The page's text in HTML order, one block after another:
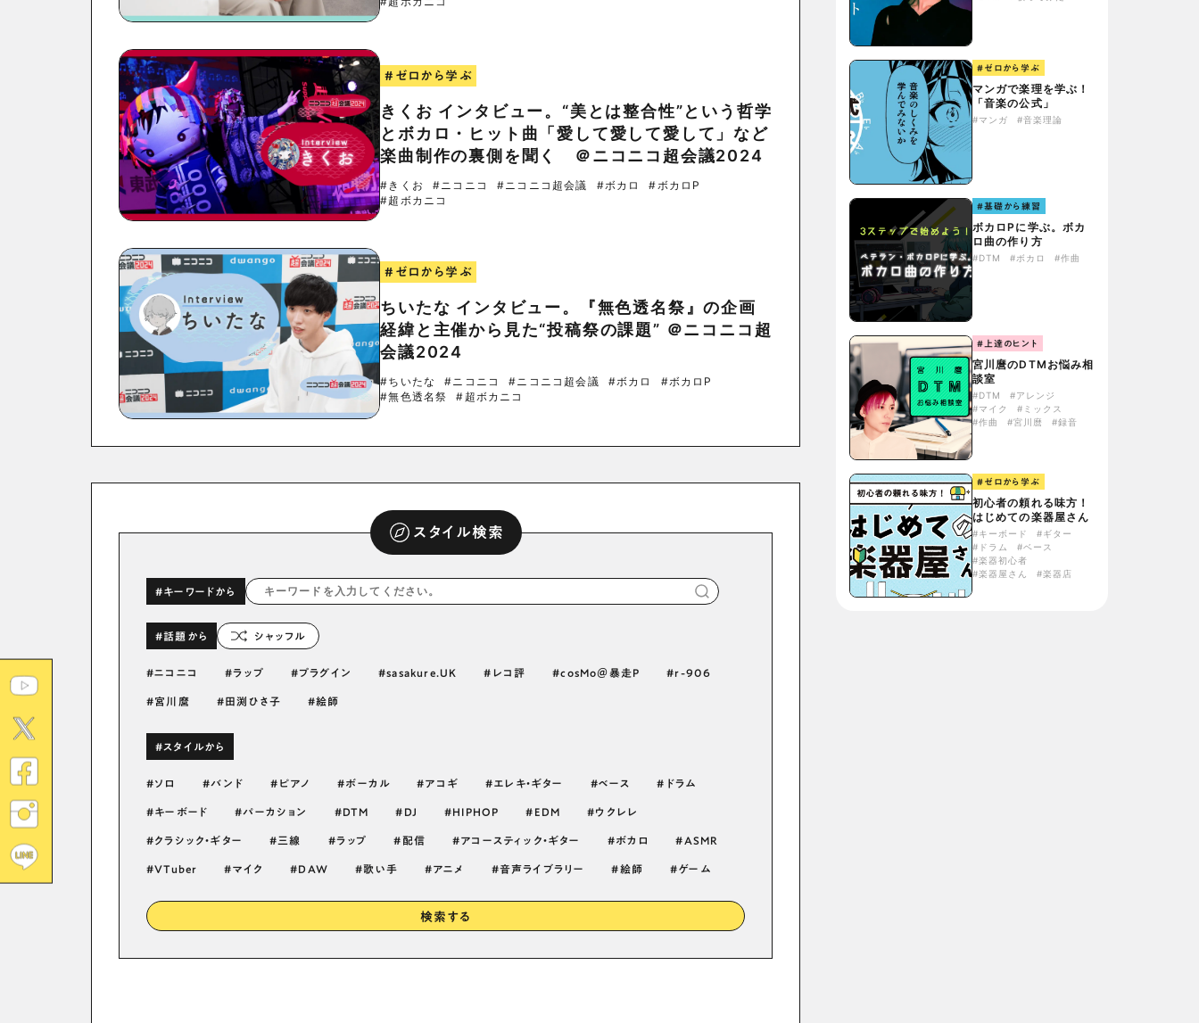
#ゼロから学ぶ
きくお インタビュー。“美とは整合性”という哲学
とボカロ・ヒット曲「愛して愛して愛して」など
楽曲制作の裏側を聞く ＠ニコニコ超会議2024
#きくお #ニコニコ #ニコニコ超会議 #ボカロ
#ボカロP
#超ボカニコ
#ゼロから学ぶ
ちいたな インタビュー。『無色透名祭』の企画
経緯と主催から見た“投稿祭の課題” ＠ニコニコ超
会議2024
#ちいたな #ニコニコ #ニコニコ超会議 #ボカロ
#ボカロP
#無色透名祭
#超ボカニコ
スタイル検索
#キーワードから
#話題から シャッフル
ニコニコ ラップ プラグイン sasakure.UK レコ評 cosMo＠暴走P r-906
宮川麿 田渕ひさ子 絵師
#スタイルから
ソロ バンド ピアノ ボーカル アコギ エレキ・ギター ベース ドラム
キーボード パーカション DTM DJ HIPHOP EDM ウクレレ
クラシック・ギター 三線 ラップ 配信 アコースティック・ギター ボカロ ASMR
VTuber マイク DAW 歌い手 アニメ 音声ライブラリー 絵師 ゲーム
検索する
#ゼロから学ぶ
マンガで楽理を学ぶ！
「音楽の公式」
#マンガ #音楽理論
#基礎から練習
ボカロPに学ぶ。ボカ
ロ曲の作り方
#DTM #ボカロ #作曲
#上達のヒント
宮川麿のDTMお悩み相
談室
#DTM
#アレンジ
#マイク
#ミックス
#作曲
#宮川麿 #録音
#ゼロから学ぶ
初心者の頼れる味方！
はじめての楽器屋さん
#キーボード
#ギター
#ドラム
#ベース
#楽器初心者
#楽器屋さん
#楽器店